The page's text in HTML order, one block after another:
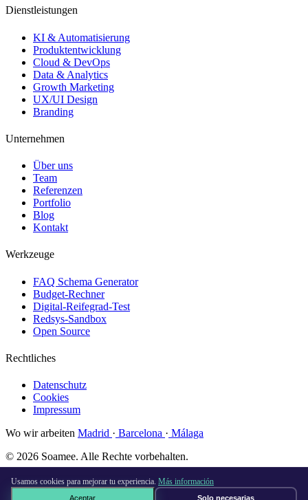
Dienstleistungen
KI & Automatisierung
Produktentwicklung
Cloud & DevOps
Data & Analytics
Growth Marketing
UX/UI Design
Branding
Unternehmen
Über uns
Team
Referenzen
Portfolio
Blog
Kontakt
Werkzeuge
FAQ Schema Generator
Budget-Rechner
Digital-Reifegrad-Test
Redsys-Sandbox
Open Source
Rechtliches
Datenschutz
Cookies
Impressum
Wo wir arbeiten Madrid · Barcelona · Málaga
© 2026 Soamee. Alle Rechte vorbehalten.
Gemacht mit ♥in Madrid
Usamos cookies para mejorar tu experiencia. Más información
Aceptar Solo necesarias